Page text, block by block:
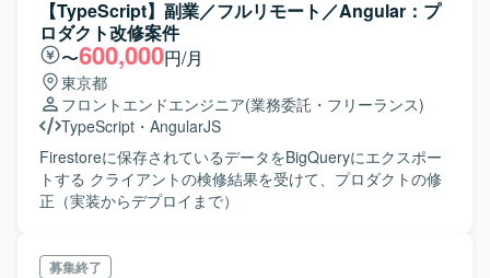
Timestream
【TypeScript】副業／フルリモート／Angular：プ
ロダクト改修案件
〜600,000円/月
東京都
フロントエンドエンジニア(業務委託・フリーランス)
TypeScript ・ AngularJS
Firestoreに保存されているデータをBigQueryにエクスポー
トする クライアントの検修結果を受けて、プロダクトの修
正（実装からデプロイまで）
募集終了